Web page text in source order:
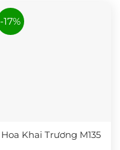
-17%
Hoa Khai Trương M135